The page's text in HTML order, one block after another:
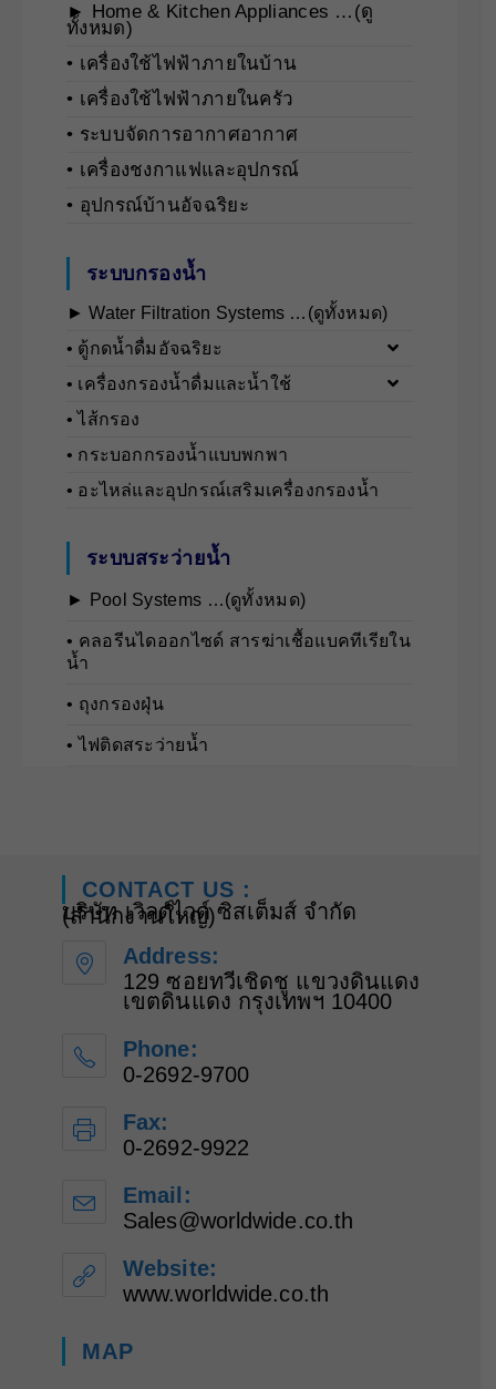
► Home & Kitchen Appliances …(ดู
ทั้งหมด)
• เครื่องใช้ไฟฟ้าภายในบ้าน
• เครื่องใช้ไฟฟ้าภายในครัว
• ระบบจัดการอากาศอากาศ
• เครื่องชงกาแฟและอุปกรณ์
• อุปกรณ์บ้านอัจฉริยะ
ระบบกรองน้ำ
► Water Filtration Systems …(ดูทั้งหมด)
• ตู้กดน้ำดื่มอัจฉริยะ
• เครื่องกรองน้ำดื่มและน้ำใช้
• ไส้กรอง
• กระบอกกรองน้ำแบบพกพา
• อะไหล่และอุปกรณ์เสริมเครื่องกรองน้ำ
ระบบสระว่ายน้ำ
► Pool Systems …(ดูทั้งหมด)
• คลอรีนไดออกไซด์ สารฆ่าเชื้อแบคทีเรียใน
น้ำ
• ถุงกรองฝุ่น
• ไฟติดสระว่ายน้ำ
CONTACT US :
บริษัท เวิลด์ไวด์ ซิสเต็มส์ จำกัด
(สำนักงานใหญ่)
Address:
129 ซอยทวีเชิดชู แขวงดินแดง
เขตดินแดง กรุงเทพฯ 10400
Phone:
0-2692-9700
Fax:
0-2692-9922
Email:
Sales@worldwide.co.th
Website:
www.worldwide.co.th
MAP